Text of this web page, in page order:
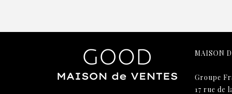
MAISON
Groupe
17 rue de